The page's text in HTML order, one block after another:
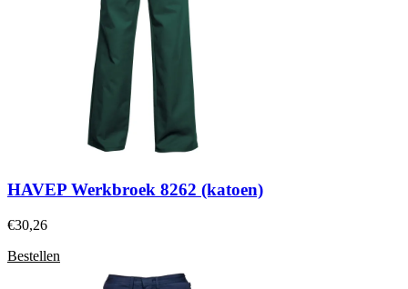
HAVEP Werkbroek 8262 (katoen)
€30,26
Bestellen